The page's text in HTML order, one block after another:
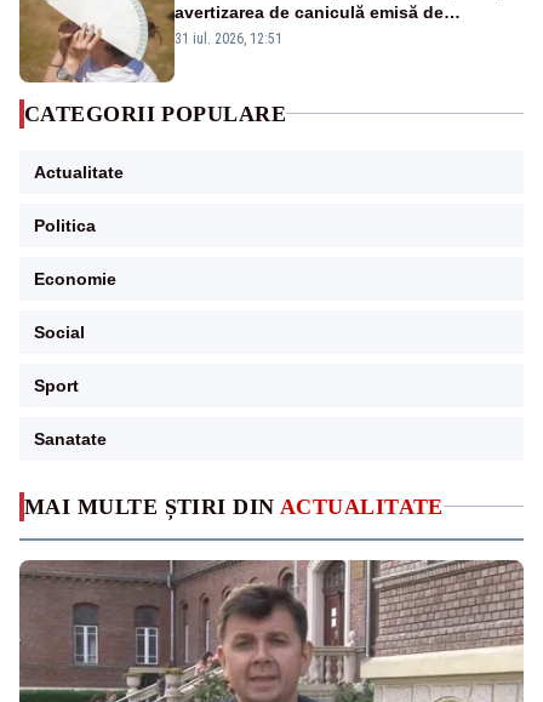
MAI MULTE ȘTIRI DIN ACTUALITATE
avertizarea de caniculă emisă de
meteorologi
31 iul. 2026, 12:51
CATEGORII POPULARE
Actualitate
Politica
Economie
Social
Sport
Sanatate